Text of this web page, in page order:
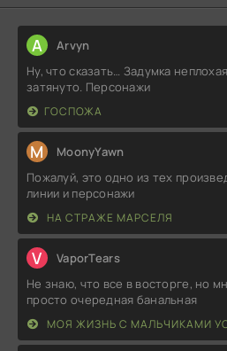
A Arvyn
Ну, что сказать… Задумка
затянуто. Персонажи
ГОСПОЖА
M MoonyYawn
Пожалуй, это одно из тех
линии и персонажи
НА СТРАЖЕ МАРСЕЛЯ
V VaporTears
Не знаю, что все в восторге, но
просто очередная банальная
МОЯ ЖИЗНЬ С МАЛЬЧИКАМИ